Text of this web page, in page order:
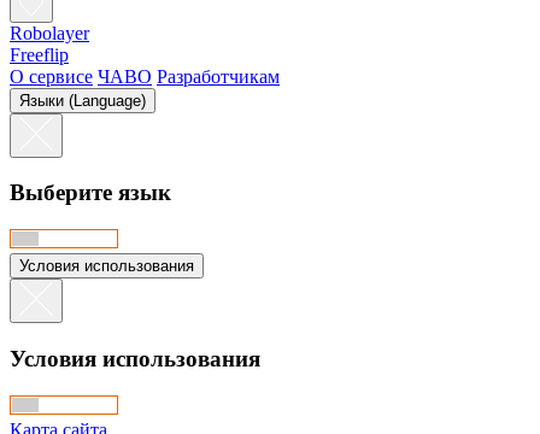
Robolayer
Freeflip
О сервисе ЧАВО Разработчикам
Языки (Language)
Выберите язык
Условия использования
Условия использования
Карта сайта